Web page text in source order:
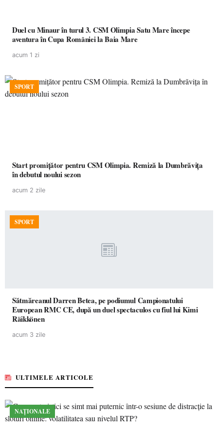
Duel cu Minaur în turul 3. CSM Olimpia Satu Mare începe
aventura în Cupa României la Baia Mare
acum 1 zi
SPORT
Start promițător pentru CSM Olimpia. Remiză la Dumbrăvița
în debutul noului sezon
acum 2 zile
SPORT
Sătmăreanul Darren Betea, pe podiumul Campionatului
European RMC CE, după un duel spectaculos cu fiul lui Kimi
Räikkönen
acum 3 zile
ULTIMELE ARTICOLE
NAȚIONALE